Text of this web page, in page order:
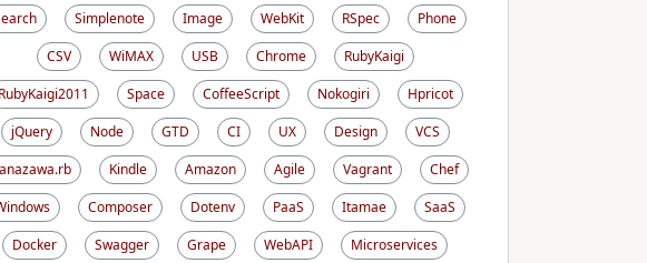
Simplenote Image WebKit RSpec
Phone
CSV
WiMAX USB Chrome
RubyKaigi
RubyKaigi2011
Space CoffeeScript Nokogiri
Hpricot
jQuery
Node GTD CI UX Design
VCS
Kindle Amazon Agile Vagrant
Chef
Composer Dotenv PaaS Itamae
SaaS
Docker
Swagger Grape WebAPI
Microservices